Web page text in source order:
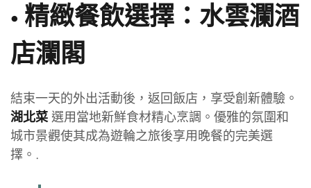
• 精緻餐飲選擇：水雲瀾酒
店瀾閣
結束一天的外出活動後，返回飯店，享受創新體驗。
湖北菜選用當地新鮮食材精心烹調。優雅的氛圍和
城市景觀使其成為遊輪之旅後享用晚餐的完美選
擇。.